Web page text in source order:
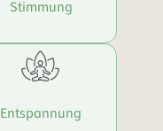
Stimmung
Entspannung